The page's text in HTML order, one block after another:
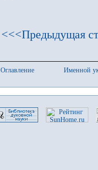
<<<Предыдущая
Оглавление
Именной